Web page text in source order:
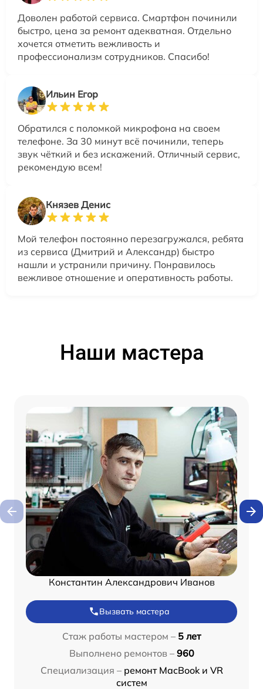
Доволен работой сервиса. Смартфон починили
быстро, цена за ремонт адекватная. Отдельно
хочется отметить вежливость и
профессионализм сотрудников. Спасибо!
Ильин Егор
Обратился с поломкой микрофона на своем
телефоне. За 30 минут всё починили, теперь
звук чёткий и без искажений. Отличный сервис,
рекомендую всем!
Князев Денис
Мой телефон постоянно перезагружался, ребята
из сервиса (Дмитрий и Александр) быстро
нашли и устранили причину. Понравилось
вежливое отношение и оперативность работы.
Наши мастера
Константин Александрович Иванов
Вызвать мастера
Стаж работы мастером – 5 лет
Выполнено ремонтов – 960
Специализация – ремонт MacBook и VR
систем